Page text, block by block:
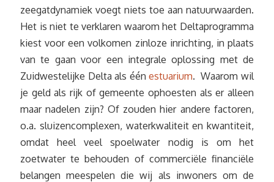
zeegatdynamiek voegt niets toe aan natuurwaarden.
Het is niet te verklaren waarom het Deltaprogramma
kiest voor een volkomen zinloze inrichting, in plaats
van te gaan voor een integrale oplossing met de
Zuidwestelijke Delta als éénestuarium. Waarom wil
je geld als rijk of gemeente ophoesten als er alleen
maar nadelen zijn? Of zouden hier andere factoren,
o.a. sluizencomplexen, waterkwaliteit en kwantiteit,
omdat heel veel spoelwater nodig is om het
zoetwater te behouden of commerciële financiële
belangen meespelen die wij als inwoners om de